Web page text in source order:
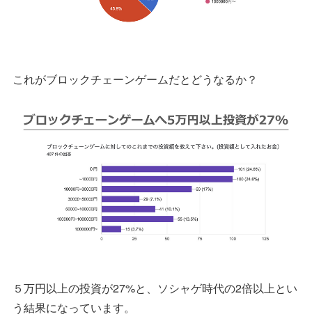
これがブロックチェーンゲームだとどうなるか？
５万円以上の投資が27%と、ソシャゲ時代の2倍以上とい
う結果になっています。